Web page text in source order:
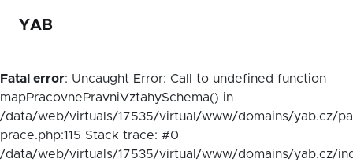
YAB
Fatal error: Uncaught Error: Call to undefined function
mapPracovnePravniVztahySchema() in
/data/web/virtuals/17535/virtual/www/domains/yab.cz/
prace.php:115 Stack trace: #0
/data/web/virtuals/17535/virtual/www/domains/yab.cz/